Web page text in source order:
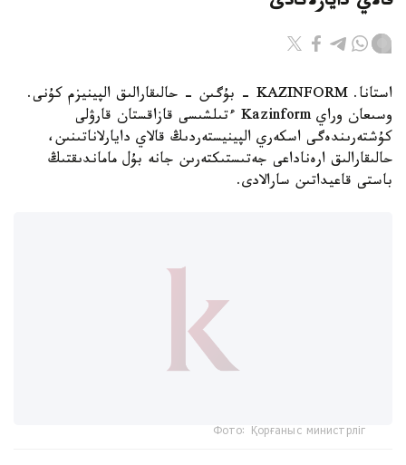
استانا. KAZINFORM - بۇگىن - حالىقارالىق الپينيزم كۇنى.
وسىعان وراي Kazinform ءتىلشىسى قازاقستان قارۋلى
كۇشتەرىندەگى اسكەري الپينيستەردىڭ قالاي دايارلاناتىنىن،
حالىقارالىق ارەناداعى جەتىستىكتەرىن جانە بۇل ماماندىقتىڭ
باستى قاعيداتىن سارالادى.